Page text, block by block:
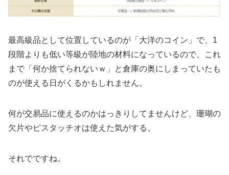
最高級品として位置しているのが「大洋のコイン」で、1
段階よりも低い等級が陸地の材料になっているので、これ
まで「何か捨てられないｗ」と倉庫の奥にしまっていたも
のが使える日がくるかもしれません。
何が交易品に使えるのかはっきりしてませんけど、珊瑚の
欠片やピスタッチオは使えた気がする。
それでですね。